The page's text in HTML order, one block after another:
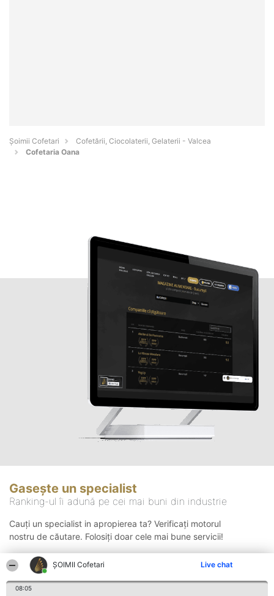
ȘOIMII Cofetari Live chat
08:05
Șoimii Cofetari
Cofetării, Ciocolaterii, Gelaterii - Valcea
Cofetaria Oana
Gasește un specialist
Ranking-ul îi adună pe cei mai buni din industrie
Cauți un specialist in apropierea ta? Verificați motorul
nostru de căutare. Folosiți doar cele mai bune servicii!